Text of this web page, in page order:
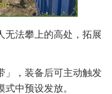
无法攀上的高处，拓展
」，装备后可主动触发
中预设发放。